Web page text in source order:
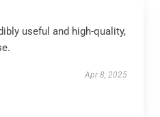
useful and high-quality,
Apr 8, 2025